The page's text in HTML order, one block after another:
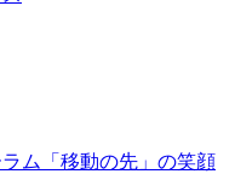
ラム「移動の先」の笑顔